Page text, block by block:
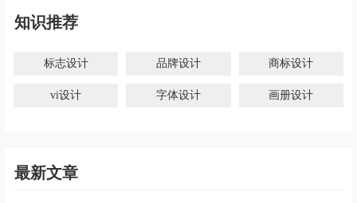
知识推荐
标志设计 品牌设计 商标设计
vi设计 字体设计 画册设计
最新文章